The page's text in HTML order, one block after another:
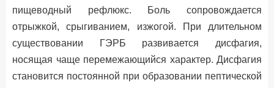
пищеводный рефлюкс. Боль сопровождается
отрыжкой, срыгиванием, изжогой. При длительном
существовании ГЭРБ развивается дисфагия,
носящая чаще перемежающийся характер. Дисфагия
становится постоянной при образовании пептической